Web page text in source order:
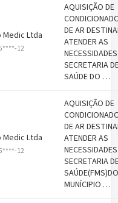
Ltda
12
AQUISIÇÃO DE
DE AR
ATENDER AS
SECRETARIA
SAÚDE DO …
Ltda
12
AQUISIÇÃO DE
DE AR
ATENDER AS
SECRETARIA
SAÚDE(FMS)DO
MUNÍCIPIO …